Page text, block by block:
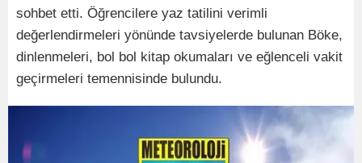
sohbet etti. Öğrencilere yaz tatilini verimli
değerlendirmeleri yönünde tavsiyelerde bulunan Böke,
dinlenmeleri, bol bol kitap okumaları ve eğlenceli vakit
geçirmeleri temennisinde bulundu.